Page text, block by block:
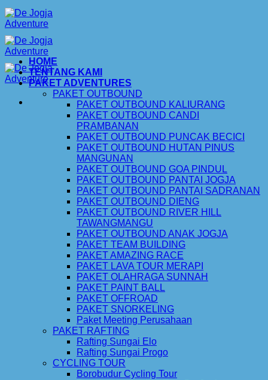
Skip
to
content
HOME
TENTANG KAMI
PAKET ADVENTURES
PAKET OUTBOUND
PAKET OUTBOUND KALIURANG
PAKET OUTBOUND CANDI
PRAMBANAN
PAKET OUTBOUND PUNCAK BECICI
PAKET OUTBOUND HUTAN PINUS
MANGUNAN
PAKET OUTBOUND GOA PINDUL
PAKET OUTBOUND PANTAI JOGJA
PAKET OUTBOUND PANTAI SADRANAN
PAKET OUTBOUND DIENG
PAKET OUTBOUND RIVER HILL
TAWANGMANGU
PAKET OUTBOUND ANAK JOGJA
PAKET TEAM BUILDING
PAKET AMAZING RACE
PAKET LAVA TOUR MERAPI
PAKET OLAHRAGA SUNNAH
PAKET PAINT BALL
PAKET OFFROAD
PAKET SNORKELING
Paket Meeting Perusahaan
PAKET RAFTING
Rafting Sungai Elo
Rafting Sungai Progo
CYCLING TOUR
Borobudur Cycling Tour